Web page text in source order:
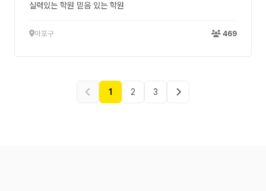
실력있는 학원 믿음 있는 학원
마포구 469
1 2 3